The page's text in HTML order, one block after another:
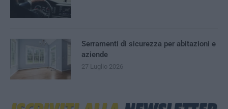
Serramenti di sicurezza per abitazioni e
aziende
27 Luglio 2026